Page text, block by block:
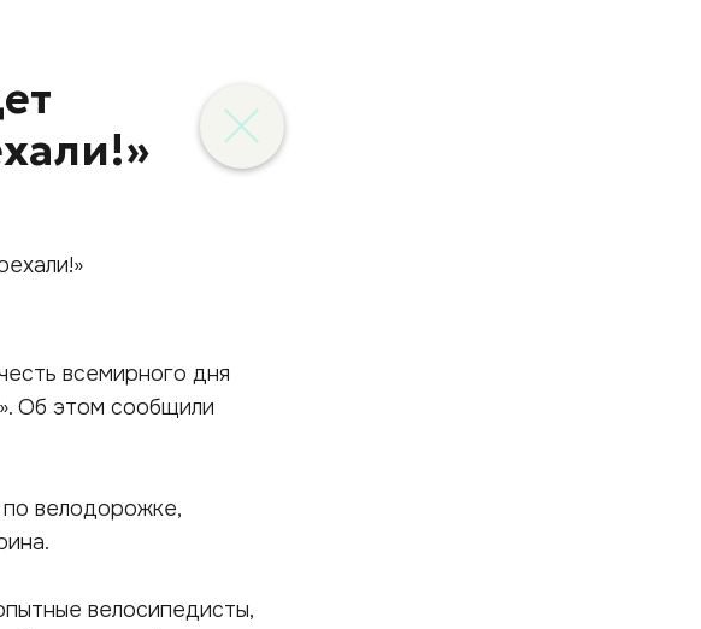
всемирного дня
Об этом сообщили
велодорожке,
велосипедисты,